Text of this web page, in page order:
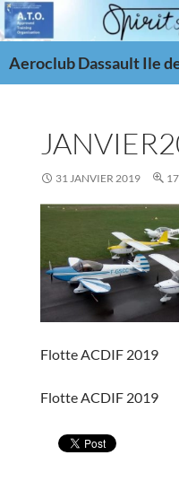
Aller
au
Aeroclub Dassault Ile
31 JANVIER 2019
Flotte ACDIF 2019
Flotte ACDIF 2019